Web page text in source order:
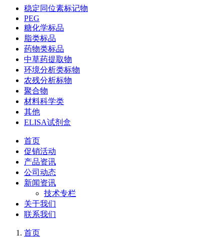
稳定同位素标记物
PEG
糖化学标品
脂类标品
药物类标品
中草药提取物
环境分析类标物
农残分析标物
聚合物
材料科学类
其他
ELISA试剂盒
首页
促销活动
产品资讯
公司动态
新闻资讯
技术专栏
关于我们
联系我们
首页